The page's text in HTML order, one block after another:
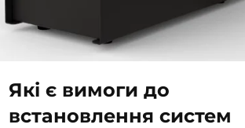
Які є вимоги до
встановлення систем